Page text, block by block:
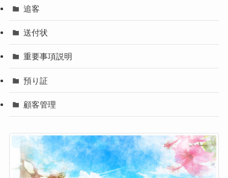
追客
送付状
重要事項説明
預り証
顧客管理